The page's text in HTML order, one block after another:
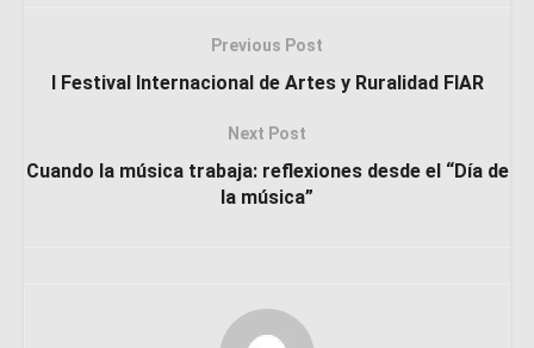
Previous Post
I Festival Internacional de Artes y Ruralidad FIAR
Next Post
Cuando la música trabaja: reflexiones desde el “Día de
la música”